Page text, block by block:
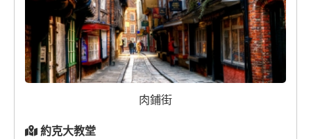
肉鋪街
約克大教堂